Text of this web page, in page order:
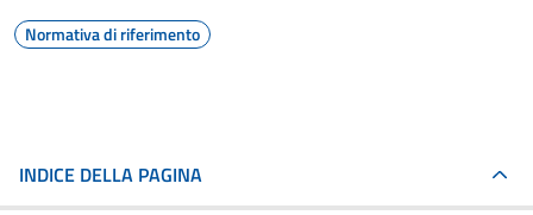
Normativa di riferimento
INDICE DELLA PAGINA